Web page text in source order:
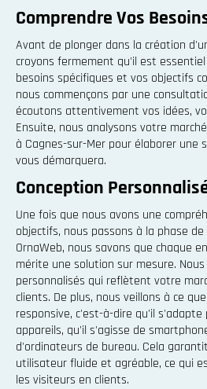
Comprendre Vos
Avant de plonger dans la création
croyons fermement qu'il est
besoins spécifiques et vos objectifs
nous commençons par une
écoutons attentivement vos idées,
Ensuite, nous analysons votre
à Cagnes-sur-Mer pour élaborer une
vous démarquera.
Conception
Une fois que nous avons une
objectifs, nous passons à la phase de
OrnaWeb, nous savons que chaque
mérite une solution sur mesure.
personnalisés qui reflètent votre
clients. De plus, nous veillons à ce
responsive, c'est-à-dire qu'il
appareils, qu'il s'agisse de
d'ordinateurs de bureau. Cela
utilisateur fluide et agréable, ce qui
les visiteurs en clients.